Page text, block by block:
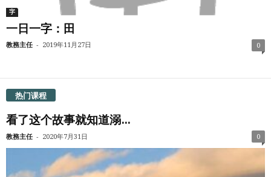
字
一日一字：田
教務主任 - 2019年11月27日 0
热门课程
看了这个故事就知道溺...
教務主任 - 2020年7月31日 0